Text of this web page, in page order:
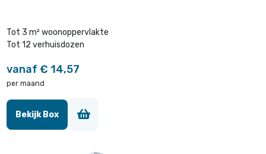
Tot 3 m² woonoppervlakte
Tot 12 verhuisdozen
vanaf € 14,57
per maand
Bekijk Box